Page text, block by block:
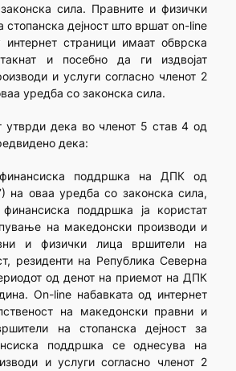
сила. Правните и физички
стопанска дејност што вршат оn-line
страници имаат обврска
и посебно да ги издвојат
и услуги согласно членот 2
уредба со законска сила.
утврди дека во членот 5 став 4 од
дека:
поддршка на ДПК од
на оваа уредба со законска сила,
поддршка ја користат
на македонски производи и
и физички лица вршители на
резиденти на Република Северна
од денот на приемот на ДПК
Оn-line набавката од интернет
на македонски правни и
на стопанска дејност за
поддршка се однесува на
и услуги согласно членот 2